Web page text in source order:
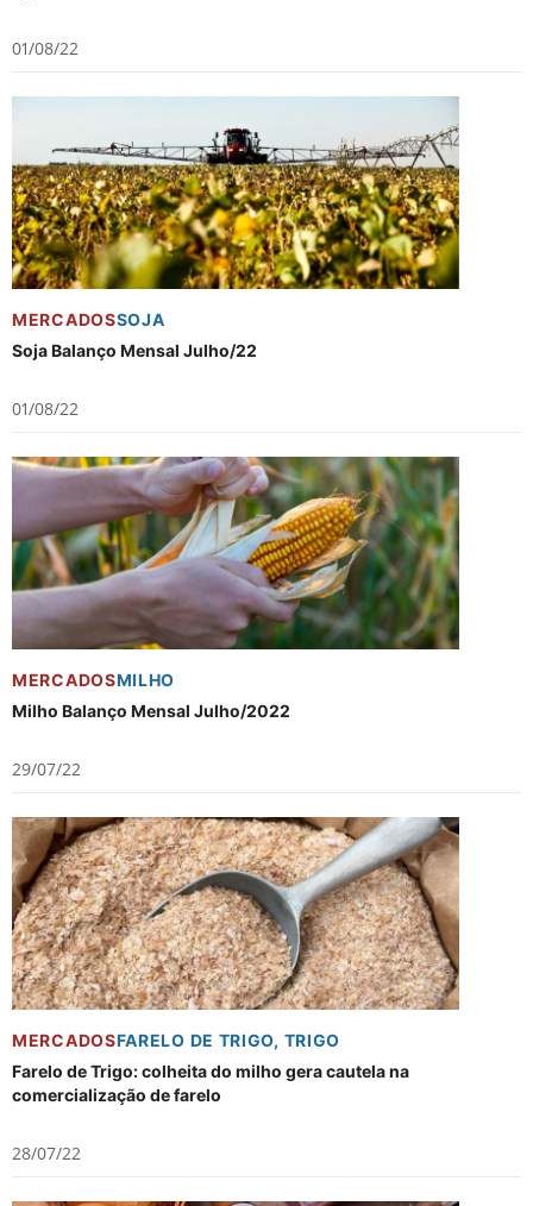
01/08/22
MERCADOSSOJA
Soja Balanço Mensal Julho/22
01/08/22
MERCADOSMILHO
Milho Balanço Mensal Julho/2022
29/07/22
MERCADOSFARELO DE TRIGO, TRIGO
Farelo de Trigo: colheita do milho gera cautela na
comercialização de farelo
28/07/22